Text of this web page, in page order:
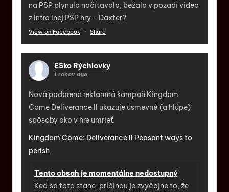
na PSP plynulo načítavalo, bežalo v pozadí video
z intra inej PSP hry - Daxter?
View on Facebook · Share
ESko Rýchlovky
1 rokov ago
Nová podarená reklamná kampaň Kingdom
Come Deliverance II ukazuje úsmevné (a hlúpe)
spôsoby ako v hre umrieť.
Kingdom Come: Deliverance II Peasant ways to
perish
Tento obsah je momentálne nedostupný
Keď sa toto stane, príčinou je zvyčajne to, že